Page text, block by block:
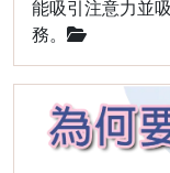
能吸引注意力並
務。